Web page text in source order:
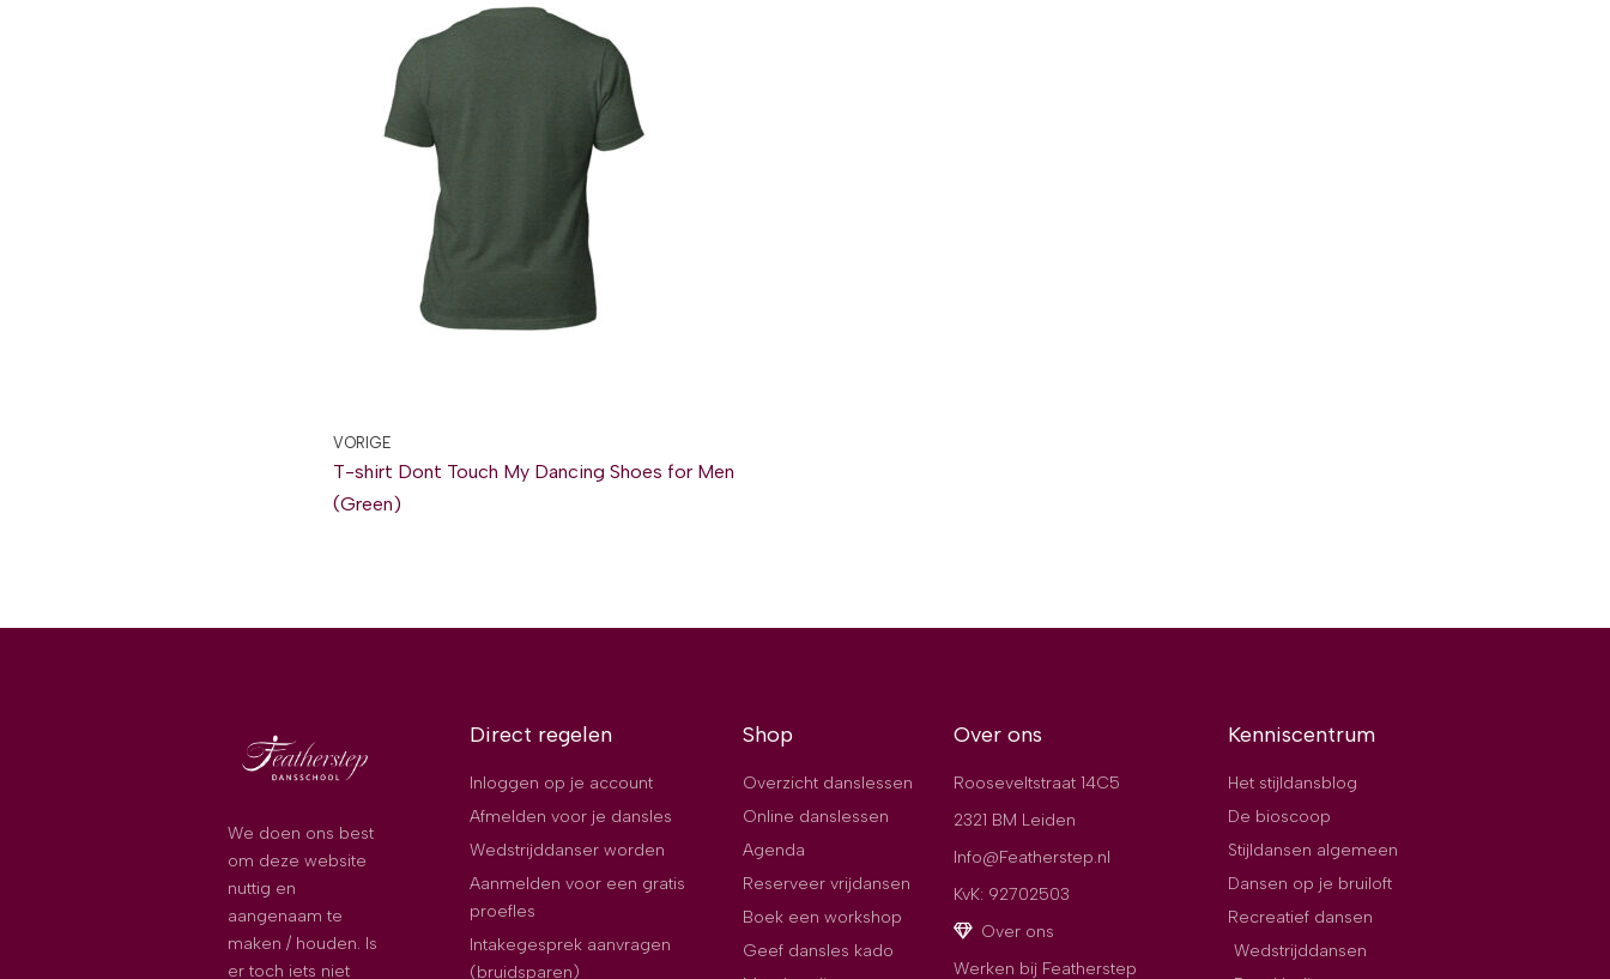
VORIGE
T-shirt Dont Touch My Dancing Shoes for Men
(Green)
We doen ons best
om deze website
nuttig en
aangenaam te
maken / houden. Is
er toch iets niet
Direct regelen
Inloggen op je account
Afmelden voor je dansles
Wedstrijddanser worden
Aanmelden voor een gratis
proefles
Intakegesprek aanvragen
(bruidsparen)
Shop
Overzicht danslessen
Online danslessen
Agenda
Reserveer vrijdansen
Boek een workshop
Geef dansles kado
Over ons
Rooseveltstraat 14C5
2321 BM Leiden
Info@Featherstep.nl
KvK: 92702503
Over ons
Werken bij Featherstep
Kenniscentrum
Het stijldansblog
De bioscoop
Stijldansen algemeen
Dansen op je bruiloft
Recreatief dansen
Wedstrijddansen